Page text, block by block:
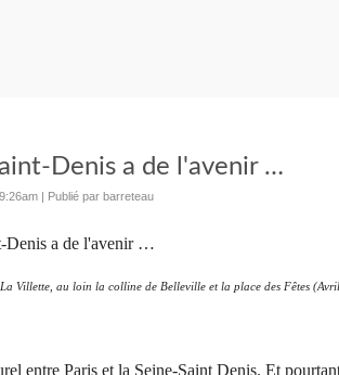
Denis a de l'avenir …
| Publié par barreteau
Villette, au loin la colline de Belleville et la place des Fêtes
entre Paris et la Seine-Saint Denis. Et